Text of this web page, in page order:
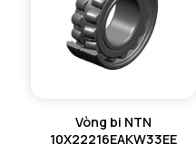
VÒNG BI CHẶN TRỤC NTN
VÒNG BI LĂN TRỤ ĐẨY NTN
GỐI ĐỠ 2 NỬA NTN
Vòng bi NTN
10X22216EAKW33EE